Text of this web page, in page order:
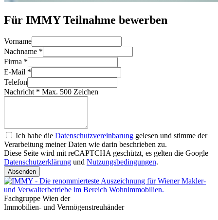
Für IMMY Teilnahme bewerben
Vorname
Nachname *
Firma *
E-Mail *
Telefon
Nachricht * Max. 500 Zeichen
Ich habe die Datenschutzvereinbarung gelesen und stimme der
Verarbeitung meiner Daten wie darin beschrieben zu.
Diese Seite wird mit reCAPTCHA geschützt, es gelten die Google
Datenschutzerklärung und Nutzungsbedingungen.
Absenden
Fachgruppe Wien der
Immobilien- und Vermögenstreuhänder